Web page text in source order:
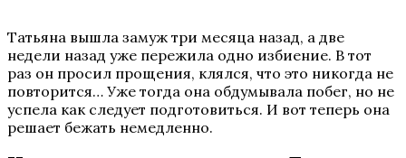
Татьяна вышла замуж три месяца назад, а две
недели назад уже пережила одно избиение. В тот
раз он просил прощения, клялся, что это никогда не
повторится… Уже тогда она обдумывала побег, но не
успела как следует подготовиться. И вот теперь она
решает бежать немедленно.